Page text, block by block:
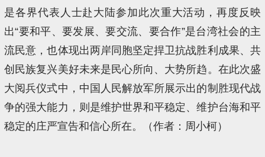
是各界代表人士赴大陆参加此次重大活动，再度反映
出“要和平、要发展、要交流、要合作”是台湾社会的主
流民意，也体现出两岸同胞坚定捍卫抗战胜利成果、共
创民族复兴美好未来是民心所向、大势所趋。在此次盛
大阅兵仪式中，中国人民解放军所展示出的制胜现代战
争的强大能力，则是维护世界和平稳定、维护台海和平
稳定的庄严宣告和信心所在。（作者：周小柯）